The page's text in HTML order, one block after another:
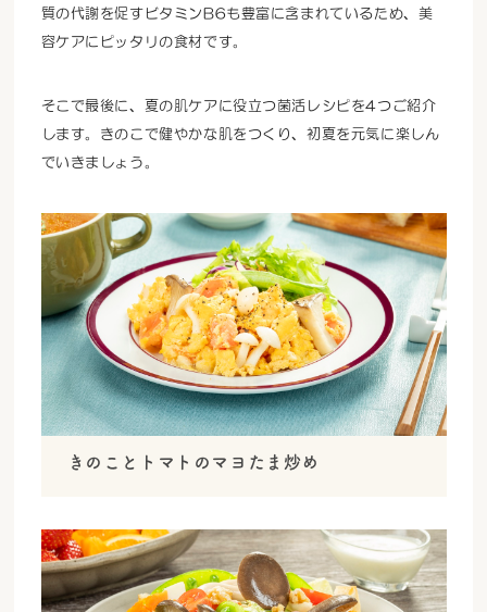
質の代謝を促すビタミンB6も豊富に含まれているため、美
容ケアにピッタリの食材です。
そこで最後に、夏の肌ケアに役立つ菌活レシピを4つご紹介
します。きのこで健やかな肌をつくり、初夏を元気に楽しん
でいきましょう。
きのことトマトのマヨたま炒め